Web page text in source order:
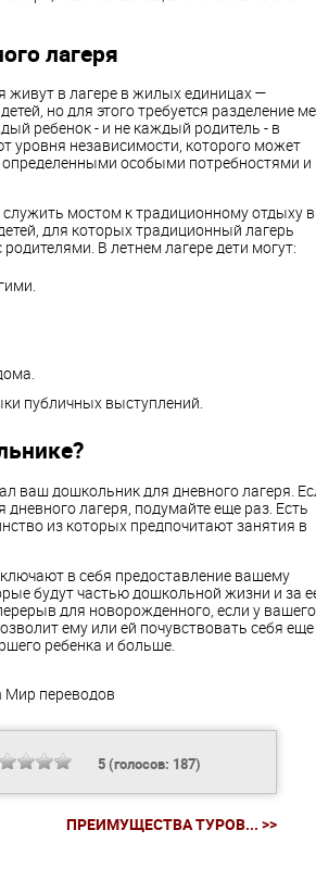
лагеря
живут в лагере в жилых единицах —
но для этого требуется разделение
ребенок - и не каждый родитель - в
уровня независимости, которого может
особыми потребностями и
мостом к традиционному отдыху в
для которых традиционный лагерь
В летнем лагере дети могут:
публичных выступлений.
ваш дошкольник для дневного лагеря.
лагеря, подумайте еще раз. Есть
из которых предпочитают занятия в
в себя предоставление вашему
будут частью дошкольной жизни и за
для новорожденного, если у вашего
ему или ей почувствовать себя еще
ребенка и больше.
Мир переводов
5(голосов: 187)
ПРЕИМУЩЕСТВА ТУРОВ... >>